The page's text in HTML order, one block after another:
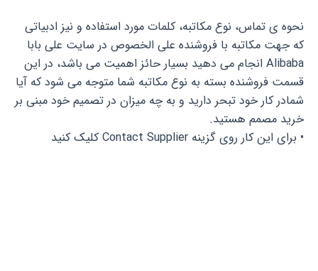
نحوه ی تماس، نوع مکاتبه، کلمات مورد استفاده و نیز ادبیاتی
که جهت مکاتبه با فروشنده علی الخصوص در سایت علی بابا
Alibaba انجام می دهید بسیار حائز اهمیت می باشد، در این
قسمت فروشنده بسته به نوع مکاتبه شما متوجه می شود که آیا
شمادر کار خود تبحر دارید و به چه میزان در تصمیم خود مبنی بر
خرید مصمم هستید.
• برای این کار روی گزینه Contact Supplier کلیک کنید